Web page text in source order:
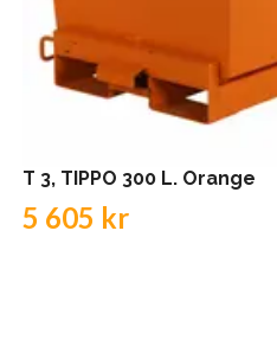
T 3, TIPPO 300 L. Orange
5 605 kr